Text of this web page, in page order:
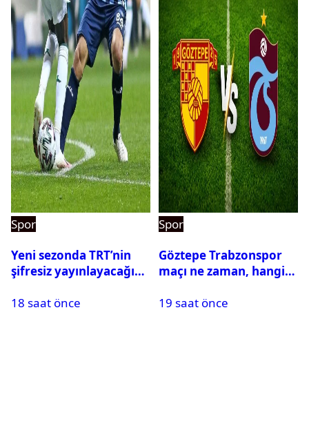
Spor
Yeni sezonda TRT’nin
şifresiz yayınlayacağı
18 saat önce
Spor
Göztepe Trabzonspor
maçı ne zaman, hangi
oynayacak mı?
19 saat önce